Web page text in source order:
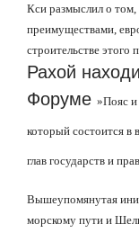
Кси размыслил о том,
преимуществами,
строительстве этого
Рахой
Форуме »Пояс
который состоится в
глав государств и
Вышеупомянутая
морскому пути и